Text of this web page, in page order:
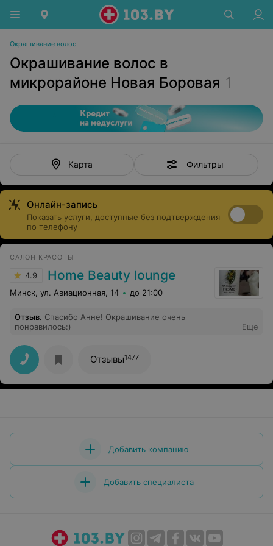
Окрашивание волос
Окрашивание волос в
микрорайоне Новая Боровая 1
Карта Фильтры
Онлайн-запись
Показать услуги, доступные без подтверждения
по телефону
САЛОН КРАСОТЫ
4.9 Home Beauty lounge
Минск, ул. Авиационная, 14 до 21:00
Отзыв. Спасибо Анне! Окрашивание очень
понравилось:)
Еще
Отзывы1477
Добавить компанию
Добавить специалиста